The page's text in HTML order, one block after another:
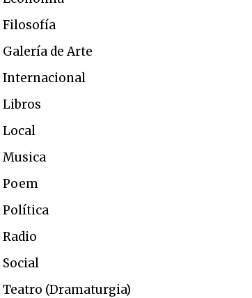
Filosofía
Galería de Arte
Internacional
Libros
Local
Musica
Poem
Política
Radio
Social
Teatro (Dramaturgia)